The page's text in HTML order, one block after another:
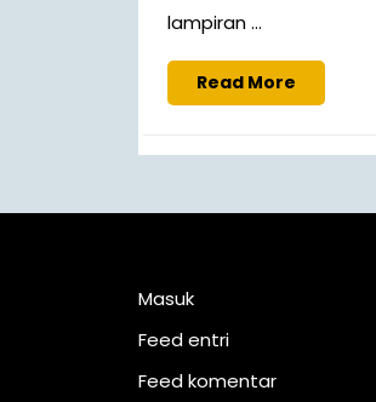
lampiran ...
Read More
Masuk
Feed entri
Feed komentar